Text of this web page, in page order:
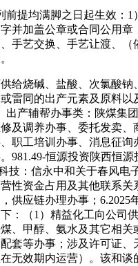
提均满脚之日起生效：1
并加盖公章或合同公用章
手艺交换、手艺让渡、（
烧碱、盐酸、次氯酸钠
雷同的出产元素及原料以
出产辅帮办事类：陕煤集
及调养办事、委托发卖、
职工培训办事、消息征询
981.49-恒源投资陕西恒源
技：信永中和关于春风电
营性资金占用及其他联系
供应链办理办事；6.2025
：（1）精益化工向公司
、甲醇、氨水及其它相关
套等办事；涉及许可证、
无效期内运营）。该和谈